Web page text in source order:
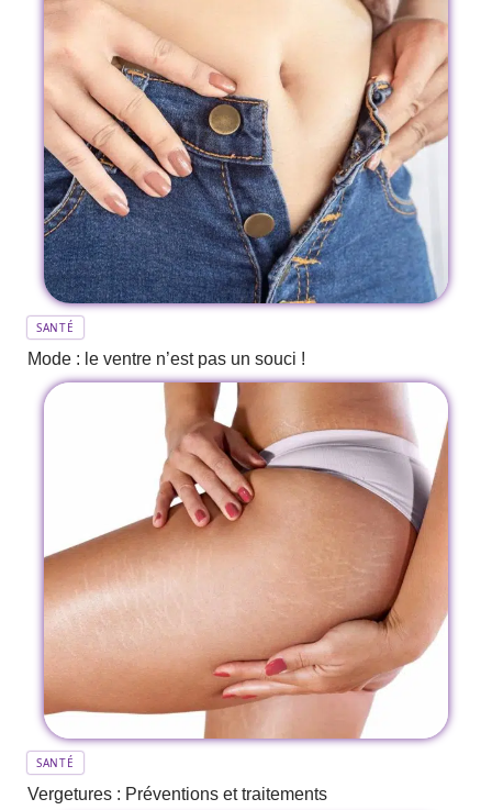
SANTÉ
Mode : le ventre n’est pas un souci !
SANTÉ
Vergetures : Préventions et traitements